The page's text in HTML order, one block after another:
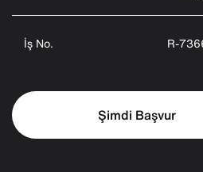
İş No. R-
Şimdi Başvur